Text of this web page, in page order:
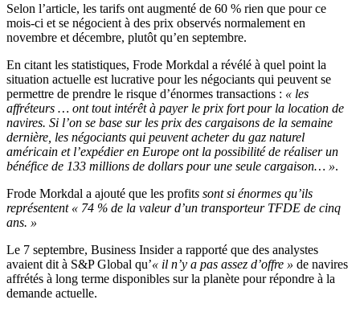
Selon l’article, les tarifs ont augmenté de 60 % rien que pour ce
mois-ci et se négocient à des prix observés normalement en
novembre et décembre, plutôt qu’en septembre.
En citant les statistiques, Frode Morkdal a révélé à quel point la
situation actuelle est lucrative pour les négociants qui peuvent se
permettre de prendre le risque d’énormes transactions : « les
affréteurs … ont tout intérêt à payer le prix fort pour la location de
navires. Si l’on se base sur les prix des cargaisons de la semaine
dernière, les négociants qui peuvent acheter du gaz naturel
américain et l’expédier en Europe ont la possibilité de réaliser un
bénéfice de 133 millions de dollars pour une seule cargaison… ».
Frode Morkdal a ajouté que les profits sont si énormes qu’ils
représentent « 74 % de la valeur d’un transporteur TFDE de cinq
ans. »
Le 7 septembre, Business Insider a rapporté que des analystes
avaient dit à S&P Global qu’« il n’y a pas assez d’offre » de navires
affrétés à long terme disponibles sur la planète pour répondre à la
demande actuelle.